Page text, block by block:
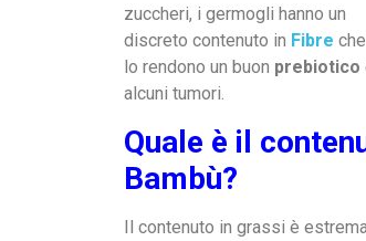
zuccheri, i germogli hanno un
discreto contenuto in Fibre che
lo rendono un buon prebiotico
alcuni tumori.
Quale è il
Bambù?
Il contenuto in grassi è